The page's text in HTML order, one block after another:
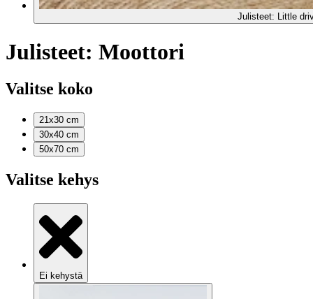
Julisteet: Little
Julisteet: Moottori
Valitse koko
21x30 cm
30x40 cm
50x70 cm
Valitse kehys
Ei kehystä